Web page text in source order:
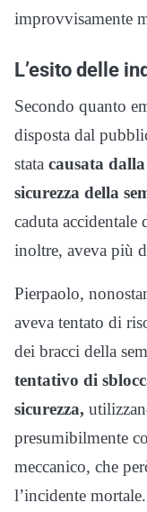
improvvisamente
L’esito delle
Secondo quanto
disposta dal
stata causata
sicurezza della
caduta
inoltre, aveva più
Pierpaolo,
aveva tentato di
dei bracci della
tentativo di
sicurezza,
presumibilmente
meccanico, che
l’incidente mortale.